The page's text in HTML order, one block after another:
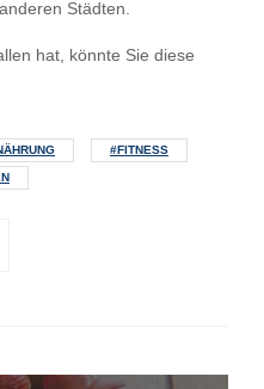
Städten.
hat, könnte Sie diese
#FITNESS